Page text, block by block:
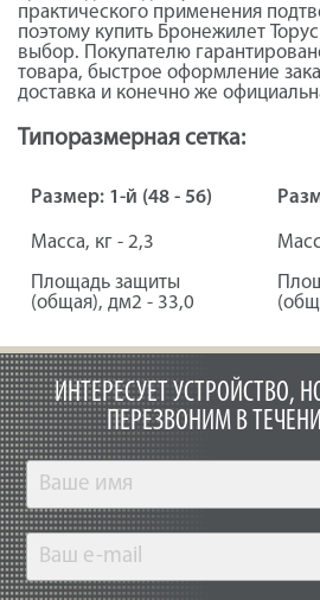
практического применения
поэтому купить Бронежилет
выбор. Покупателю
товара, быстрое оформление
доставка и конечно же
Типоразмерная сетка:
Размер: 1-й (48 - 56)
Масса, кг - 2,3
Площадь защиты
(общая), дм2 - 33,0
ИНТЕРЕСУЕТ УСТРОЙСТВО,
ПЕРЕЗВОНИМ В